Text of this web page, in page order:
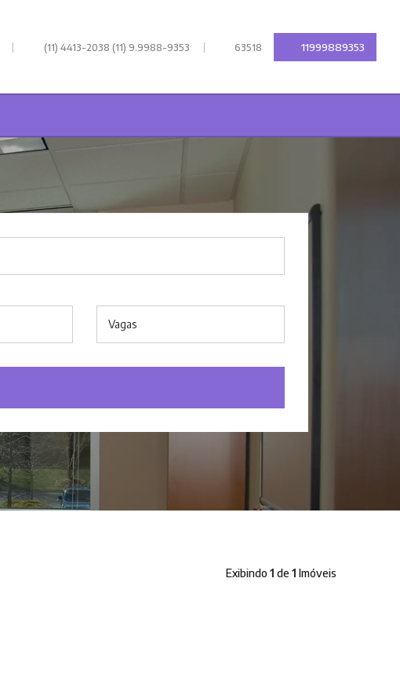
| (11) 4413-2038 (11) 9.9988-9353 | 63518 11999889353
Vagas
Exibindo 1 de1 Imóveis